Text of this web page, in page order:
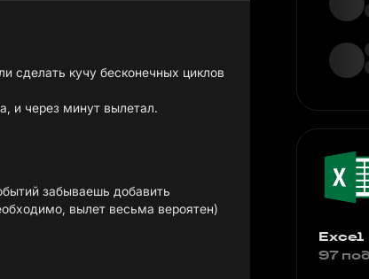
сделать кучу бесконечных циклов
и через минут вылетал.
забываешь добавить
вылет весьма вероятен)
Excel
97